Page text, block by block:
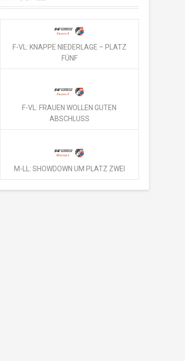
F-VL: KNAPPE NIEDERLAGE – PLATZ
FÜNF
F-VL: FRAUEN WOLLEN GUTEN
ABSCHLUSS
M-LL: SHOWDOWN UM PLATZ ZWEI